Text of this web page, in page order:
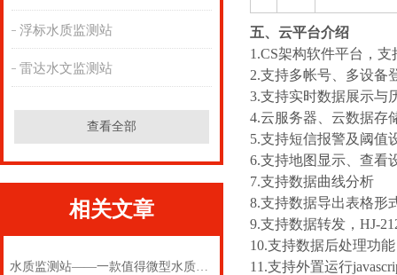
浮标水质监测站
雷达水文监测站
查看全部
相关文章
水质监测站——一款值得微型水质监测站2024(万象推送)
五、云平台介绍
1.CS架构软件平台，
2.支持多帐号、多设备
3.支持实时数据展示与
4.云服务器、云数据存
5.支持短信报警及阈值
6.支持地图显示、查看
7.支持数据曲线分析
8.支持数据导出表格形
9.支持数据转发，HJ-
10.支持数据后处理功能
11.支持外置运行